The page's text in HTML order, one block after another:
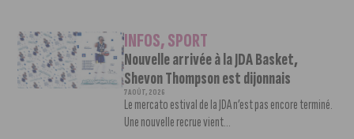
INFOS,SPORT
Nouvelle arrivée à la JDA Basket,
Shevon Thompson est dijonnais
7 AOÛT, 2026
Le mercato estival de la JDA n’est pas encore terminé.
Une nouvelle recrue vient...